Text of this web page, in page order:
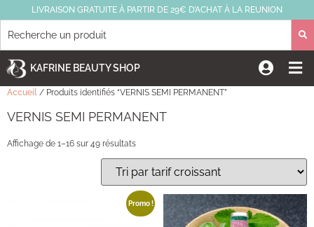
LIVRAISON GRATUITE À PARTIR DE 29€ D’ACHAT À LA REUNION
KAFRINE BEAUTY SHOP
Accueil / Produits identifiés “VERNIS SEMI PERMANENT”
VERNIS SEMI PERMANENT
Affichage de 1–16 sur 49 résultats
Promo !